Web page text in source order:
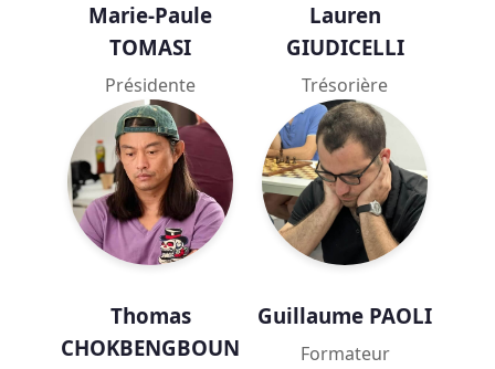
Marie-Paule
TOMASI
Présidente
Lauren
GIUDICELLI
Trésorière
Thomas
CHOKBENGBOUN
Guillaume PAOLI
Formateur